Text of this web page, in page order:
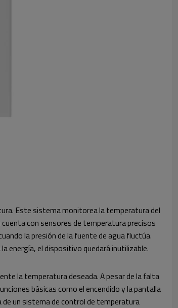
Este sistema monitorea la temperatura del
con sensores de temperatura precisos
la presión de la fuente de agua fluctúa.
energía, el dispositivo quedará inutilizable.
la temperatura deseada. A pesar de la falta
básicas como el encendido y la pantalla
de un sistema de control de temperatura